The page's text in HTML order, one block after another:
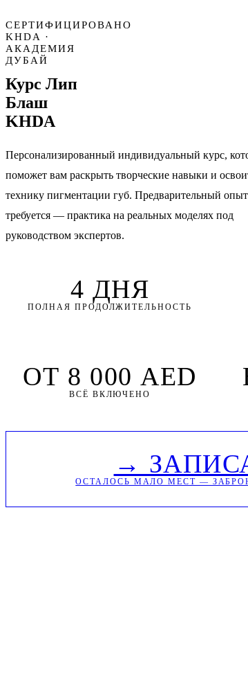
СЕРТИФИЦИРОВАНО
KHDA ·
АКАДЕМИЯ
ДУБАЙ
Курс Лип
Блаш
KHDA
Персонализированный индивидуальный курс,
поможет вам раскрыть творческие навыки и
технику пигментации губ. Предварительный
требуется — практика на реальных моделях под
руководством экспертов.
4 ДНЯ
ПОЛНАЯ ПРОДОЛЖИТЕЛЬНОСТЬ
ОТ 8 000 AED
ВСЁ ВКЛЮЧЕНО
→
ОСТАЛОСЬ МАЛО МЕСТ —